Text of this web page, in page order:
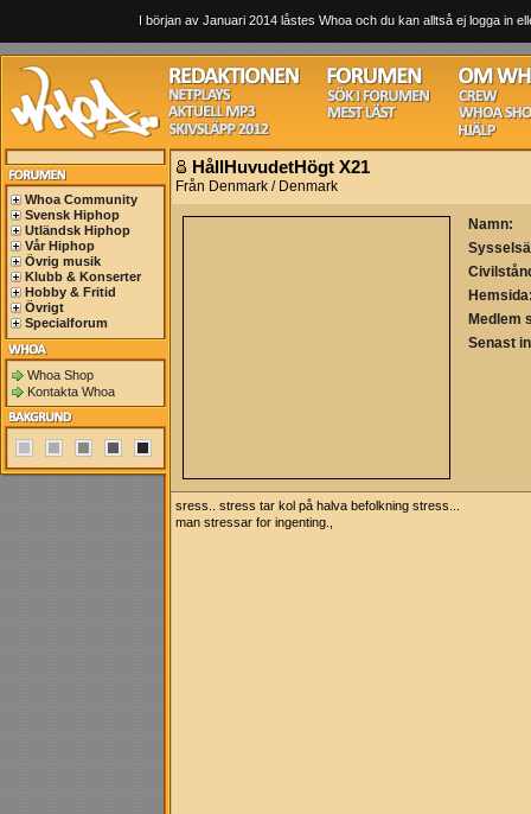
I början av Januari 2014 låstes Whoa och du kan alltså ej logga in
Whoa Community
Svensk Hiphop
Utländsk Hiphop
Vår Hiphop
Övrig musik
Klubb & Konserter
Hobby & Fritid
Övrigt
Specialforum
Whoa Shop
Kontakta Whoa
HållHuvudetHögt X21
Från Denmark / Denmark
Namn:
Medlem
Senast
sress.. stress tar kol på halva befolkning stress...
man stressar for ingenting.,